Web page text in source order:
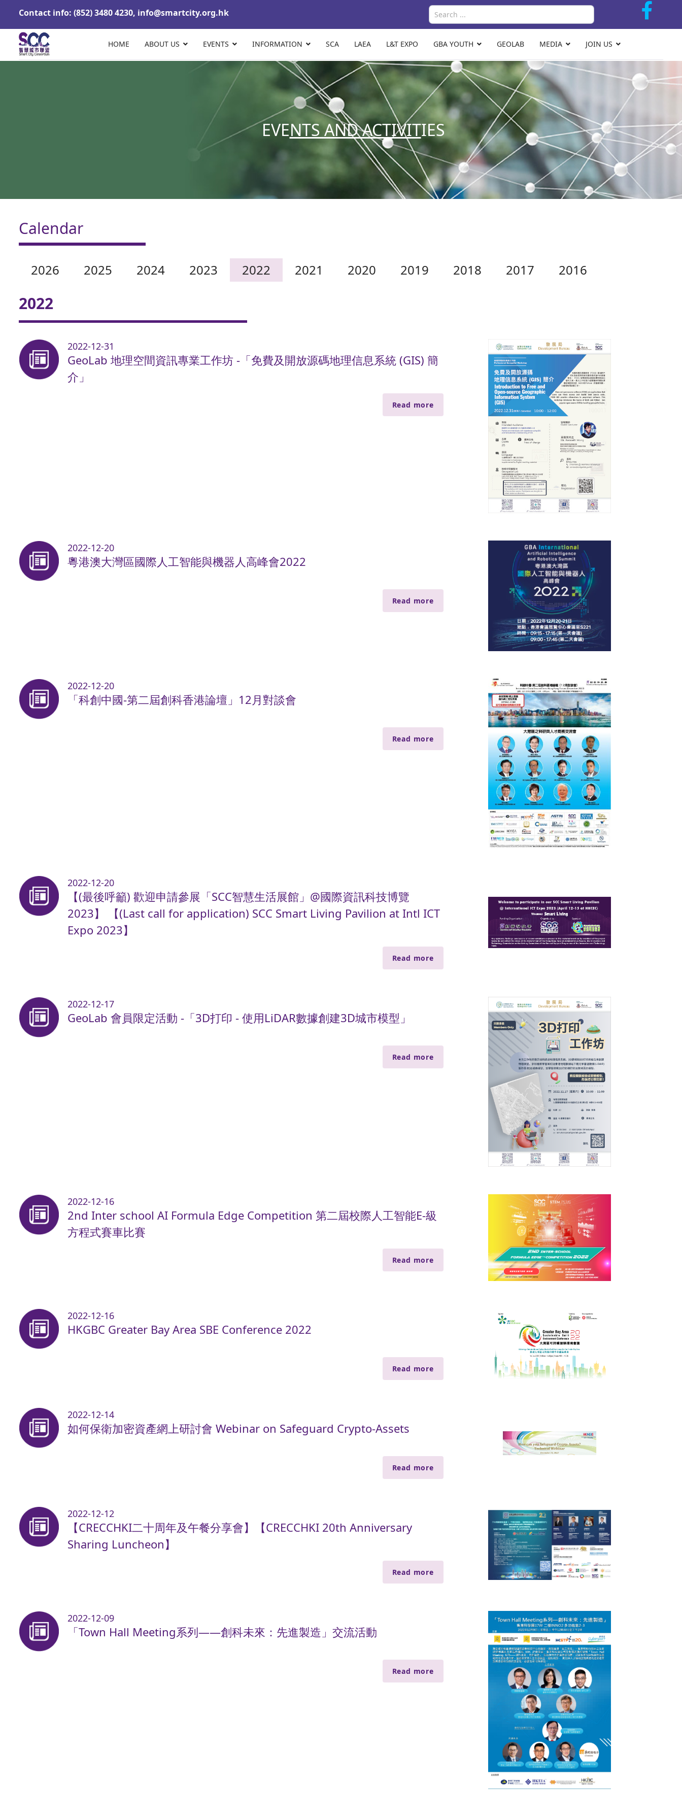
Contact info: (852) 3480 4230, info@smartcity.org.hk Search
HOME ABOUT US EVENTS INFORMATION SCA LAEA L&T EXPO GBA YOUTH GEOLAB MEDIA JOIN US
EVENTS AND ACTIVITIES
Calendar
2026 2025 2024 2023 2022 2021 2020 2019 2018 2017 2016
2022
2022-12-31
GeoLab 地理空間資訊專業工作坊 -「免費及開放源碼地理信息系統 (GIS) 簡
介」
Read more
2022-12-20
粵港澳大灣區國際人工智能與機器人高峰會2022
Read more
2022-12-20
「科創中國-第二屆創科香港論壇」12月對談會
Read more
2022-12-20
【(最後呼籲) 歡迎申請參展「SCC智慧生活展館」@國際資訊科技博覽
2023】 【(Last call for application) SCC Smart Living Pavilion at Intl ICT
Expo 2023】
Read more
2022-12-17
GeoLab 會員限定活動 -「3D打印 - 使用LiDAR數據創建3D城市模型」
Read more
2022-12-16
2nd Inter school AI Formula Edge Competition 第二屆校際人工智能E-級
方程式賽車比賽
Read more
2022-12-16
HKGBC Greater Bay Area SBE Conference 2022
Read more
2022-12-14
如何保衛加密資產網上研討會 Webinar on Safeguard Crypto-Assets
Read more
2022-12-12
【CRECCHKI二十周年及午餐分享會】【CRECCHKI 20th Anniversary
Sharing Luncheon】
Read more
2022-12-09
「Town Hall Meeting系列——創科未來：先進製造」交流活動
Read more